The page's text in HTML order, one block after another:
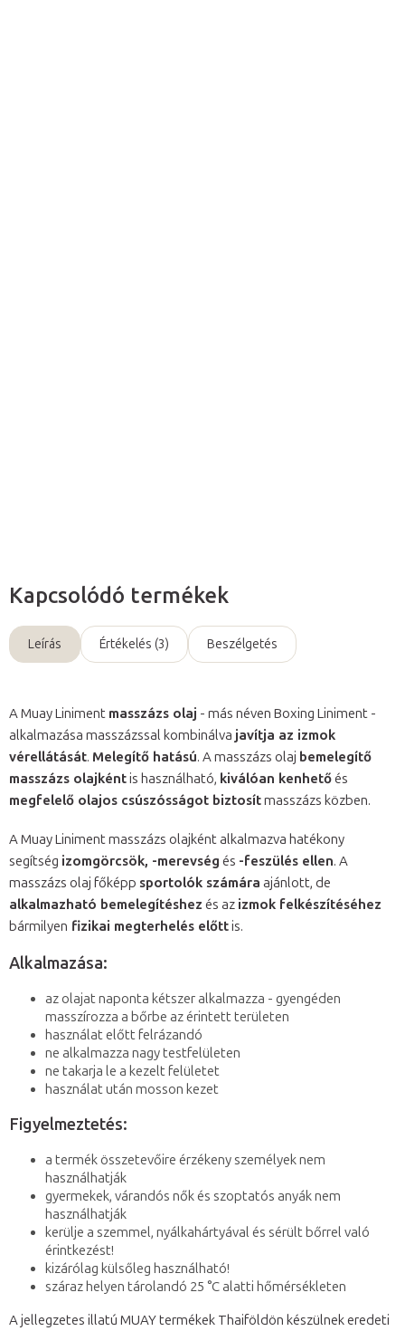
Kapcsolódó termékek
Leírás Értékelés (3) Beszélgetés
A Muay Liniment masszázs olaj - más néven Boxing Liniment -
alkalmazása masszázssal kombinálva javítja az izmok
vérellátását. Melegítő hatású. A masszázs olaj bemelegítő
masszázs olajkéntis használható, kiválóan kenhetőés
megfelelő olajos csúszósságot biztosítmasszázs közben.
A Muay Liniment masszázs olajként alkalmazva hatékony
segítség izomgörcsök, -merevség és -feszülés ellen. A
masszázs olaj főképp sportolók számára ajánlott, de
alkalmazható bemelegítéshez és az izmok felkészítéséhez
bármilyen fizikai megterhelés előttis.
Alkalmazása:
az olajat naponta kétszer alkalmazza - gyengéden
masszírozza a bőrbe az érintett területen
használat előtt felrázandó
ne alkalmazza nagy testfelületen
ne takarja le a kezelt felületet
használat után mosson kezet
Figyelmeztetés:
a termék összetevőire érzékeny személyek nem
használhatják
gyermekek, várandós nők és szoptatós anyák nem
használhatják
kerülje a szemmel, nyálkahártyával és sérült bőrrel való
érintkezést!
kizárólag külsőleg használható!
száraz helyen tárolandó 25 °C alatti hőmérsékleten
A jellegzetes illatú MUAY termékek Thaiföldön készülnek eredeti